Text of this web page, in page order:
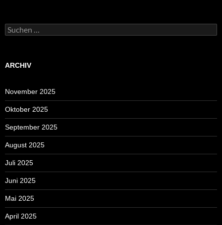
Suchen
nach:
ARCHIV
November 2025
Oktober 2025
September 2025
August 2025
Juli 2025
Juni 2025
Mai 2025
April 2025